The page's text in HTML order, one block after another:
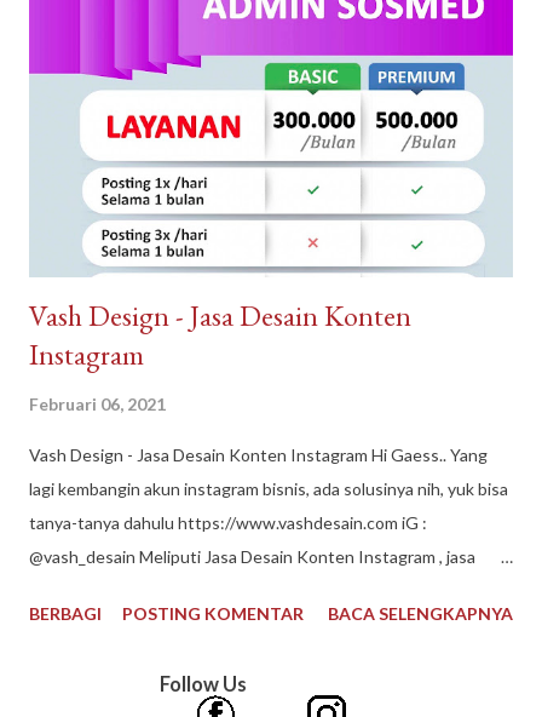
berkualitas dan tenaga ahli dan konstan terbaik. Arguna Jaya
Sindangpanon, rumah murah Bandung , rumah modern terbaik.
Arguna Jaya Properti Jl. Citeureup, Sindangpanon, Kec.
Banjaran, Bandung, Jawa Barat 40377
Vash Design - Jasa Desain Konten
Instagram
Februari 06, 2021
Vash Design - Jasa Desain Konten Instagram Hi Gaess.. Yang
lagi kembangin akun instagram bisnis, ada solusinya nih, yuk bisa
tanya-tanya dahulu https://www.vashdesain.com iG :
@vash_desain Meliputi Jasa Desain Konten Instagram , jasa
#vashdesain #jasadesainkonteninstagram #jasadesaingrafis
#contentcreator #jasadesain #editfoto #desainlogo #vector
BERBAGI POSTING KOMENTAR BACA SELENGKAPNYA
Follow Us